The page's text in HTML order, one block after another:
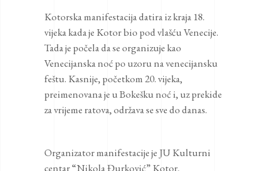
Kotorska manifestacija datira iz kraja 18.
vijeka kada je Kotor bio pod vlašću Venecije.
Tada je počela da se organizuje kao
Venecijanska noć po uzoru na venecijansku
feštu. Kasnije, početkom 20. vijeka,
preimenovana je u Bokešku noć i, uz prekide
za vrijeme ratova, održava se sve do danas.
Organizator manifestacije je JU Kulturni
centar “Nikola Đurković” Kotor,